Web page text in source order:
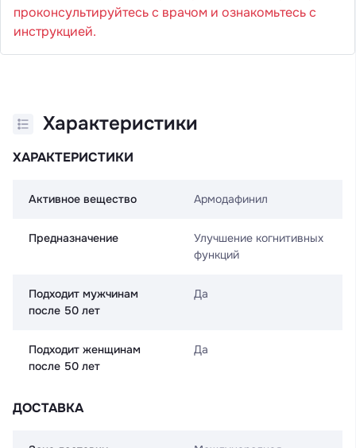
проконсультируйтесь с врачом и ознакомьтесь с
инструкцией.
Характеристики
ХАРАКТЕРИСТИКИ
Активное вещество Армодафинил
Предназначение
Улучшение когнитивных
функций
Подходит мужчинам
после 50 лет
Да
Подходит женщинам
после 50 лет
Да
ДОСТАВКА